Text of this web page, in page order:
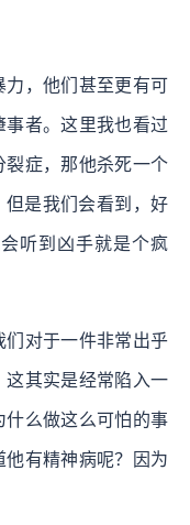
力，他们甚至更有可
者。这里我也看过
裂症，那他杀死一个
但是我们会看到，好
听到凶手就是个疯
们对于一件非常出乎
这其实是经常陷入一
么做这么可怕的事
有精神病呢？因为